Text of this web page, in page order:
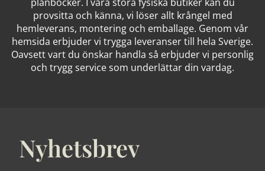
provsitta och känna, vi löser allt krångel med
hemleverans, montering och emballage. Genom vår
hemsida erbjuder vi trygga leveranser till hela Sverige.
Oavsett vart du önskar handla så erbjuder vi personlig
och trygg service som underlättar din vardag.
Nyhetsbrev